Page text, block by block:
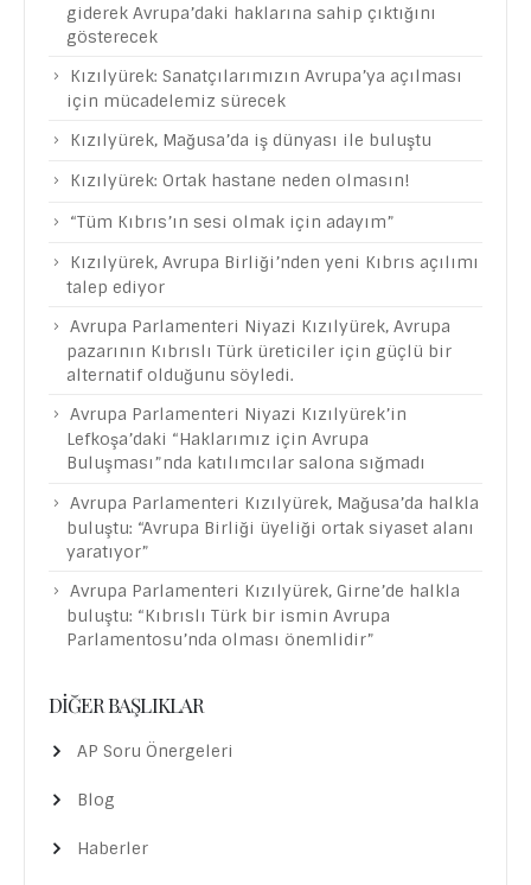
giderek Avrupa’daki haklarına sahip çıktığını
gösterecek
Kızılyürek: Sanatçılarımızın Avrupa’ya açılması
için mücadelemiz sürecek
Kızılyürek, Mağusa’da iş dünyası ile buluştu
Kızılyürek: Ortak hastane neden olmasın!
“Tüm Kıbrıs’ın sesi olmak için adayım”
Kızılyürek, Avrupa Birliği’nden yeni Kıbrıs açılımı
talep ediyor
Avrupa Parlamenteri Niyazi Kızılyürek, Avrupa
pazarının Kıbrıslı Türk üreticiler için güçlü bir
alternatif olduğunu söyledi.
Avrupa Parlamenteri Niyazi Kızılyürek’in
Lefkoşa’daki “Haklarımız için Avrupa
Buluşması”nda katılımcılar salona sığmadı
Avrupa Parlamenteri Kızılyürek, Mağusa’da halkla
buluştu: “Avrupa Birliği üyeliği ortak siyaset alanı
yaratıyor”
Avrupa Parlamenteri Kızılyürek, Girne’de halkla
buluştu: “Kıbrıslı Türk bir ismin Avrupa
Parlamentosu’nda olması önemlidir”
DIĞER BAŞLIKLAR
AP Soru Önergeleri
Blog
Haberler